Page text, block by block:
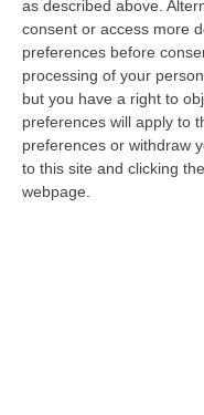
as described above.
consent or access more
preferences before
processing of your
but you have a right to
preferences will apply to
preferences or withdraw
to this site and clicking
webpage.
Lorenzo.
Aspromonte è
seguito di una
distrettuale per
dell’ente, senza